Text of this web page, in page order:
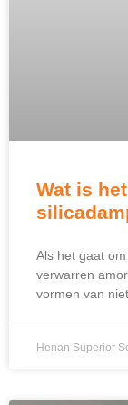
Wat is
Als het gaat
verwarren
vormen van
Henan Superior